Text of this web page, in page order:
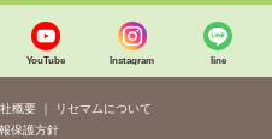
YouTube Instagram line
概要
リセマムについて
保護方針